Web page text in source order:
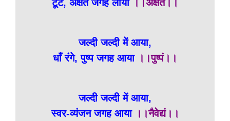
टूट, अक्षत जगह लाया ।।अक्षतं।।
जल्दी जल्दी में आया,
धाँ रंगे, पुष्प जगह आया।।पुष्पं।।
जल्दी जल्दी में आया,
स्वर-व्यंजन जगह आया ।।नैवेद्यं।।